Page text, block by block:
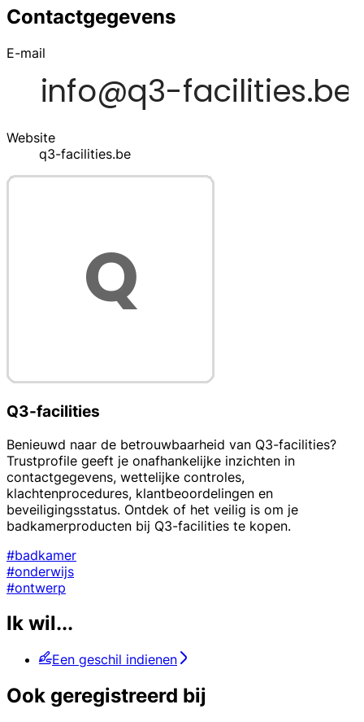
Contactgegevens
E-mail
Website
q3-facilities.be
Q3-facilities
Benieuwd naar de betrouwbaarheid van Q3-facilities?
Trustprofile geeft je onafhankelijke inzichten in
contactgegevens, wettelijke controles,
klachtenprocedures, klantbeoordelingen en
beveiligingsstatus. Ontdek of het veilig is om je
badkamerproducten bij Q3-facilities te kopen.
#badkamer
#onderwijs
#ontwerp
Ik wil...
Een geschil indienen
Ook geregistreerd bij